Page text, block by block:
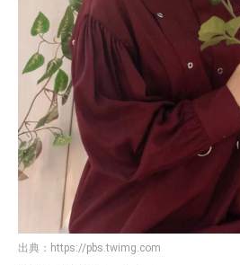
出典： https://pbs.twimg.com